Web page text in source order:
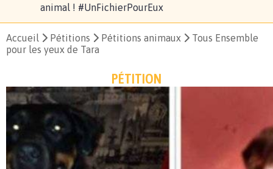
animal ! #UnFichierPourEux
Accueil Pétitions Pétitions animaux
Tous Ensemble
pour les yeux de Tara
PÉTITION